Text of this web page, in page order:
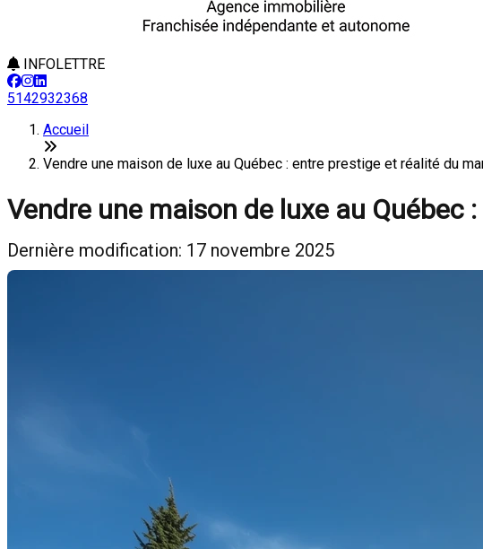
INFOLETTRE
5142932368
Accueil
Vendre une maison de luxe au Québec : entre prestige et réalité du
Vendre une maison de luxe au
Dernière modification: 17 novembre 2025